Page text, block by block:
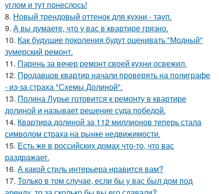
углом и тут понеслось!
8. Новый трендовый оттенок для кухни - тауп.
9. А вы думаете, что у вас в квартире грязно.
10. Как будущие поколения будут оценивать "Модный"
зумерский ремонт.
11. Парень за вечер ремонт своей кухни освежил.
12. Продавцов квартир начали проверять на полиграфе
- из-за страха "Схемы Долиной".
13. Полина Лурье готовится к ремонту в квартире
долиной и называет решение суда победой.
14. Квартира долиной за 112 миллионов теперь стала
символом страха на рынке недвижимости.
15. Есть же в российских домах что-то, что вас
раздражает.
16. А какой стиль интерьера нравится вам?
17. Только в том случае, если бы у вас был дом под